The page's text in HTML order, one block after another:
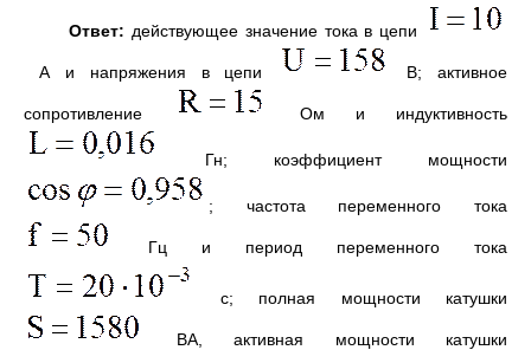
Ответ: действующее значение тока в цепи
А и напряжения в цепи В; активное
сопротивление Ом и индуктивность
Гн; коэффициент мощности
; частота переменного тока
Гц и период переменного тока
с; полная мощности катушки
ВА, активная мощности катушки